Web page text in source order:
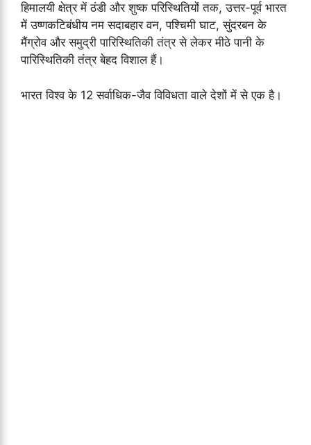
हिमालयी क्षेत्र में ठंडी और शुष्क परिस्थितियों तक, उत्तर-पूर्व भारत
में उष्णकटिबंधीय नम सदाबहार वन, पश्चिमी घाट, सुंदरबन के
मैंग्रोव और समुद्री पारिस्थितिकी तंत्र से लेकर मीठे पानी के
पारिस्थितिकी तंत्र बेहद विशाल हैं।
भारत विश्व के 12 सर्वाधिक-जैव विविधता वाले देशों में से एक है।